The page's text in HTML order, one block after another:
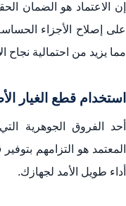
إن الاعتماد هو الضمان
على إصلاح الأجزاء
مما يزيد من احتمالية نجاح
استخدام قطع الغيار
أحد الفروق الجوهرية
المعتمد هو التزامهم بتوفير
أداء طويل الأمد لجهازك.